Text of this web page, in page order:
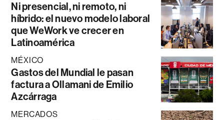
Ni presencial, ni remoto, ni
híbrido: el nuevo modelo laboral
que WeWork ve crecer en
Latinoamérica
MÉXICO
Gastos del Mundial le pasan
factura a Ollamani de Emilio
Azcárraga
MERCADOS